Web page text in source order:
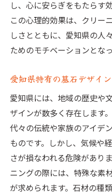
サービス内容の比
愛知県の人気ク
アフターサービス
最新の洗浄技術を
クリーニングに
知っておきたい洗
愛知県で注目の
クリーニングと
地域に根付く新
お墓クリーニングで
し、心に安らぎをもたらす
この心理的効果は、クリー
しさとともに、愛知県の人
ためのモチベーションとなっ
愛知県特有の墓石デザイ
愛知県には、地域の歴史や
ザインが数多く存在します
代々の伝統や家族のアイデ
ものです。しかし、気候や
さが損なわれる危険があり
ニングの際には、特殊な素
が求められます。石材の種